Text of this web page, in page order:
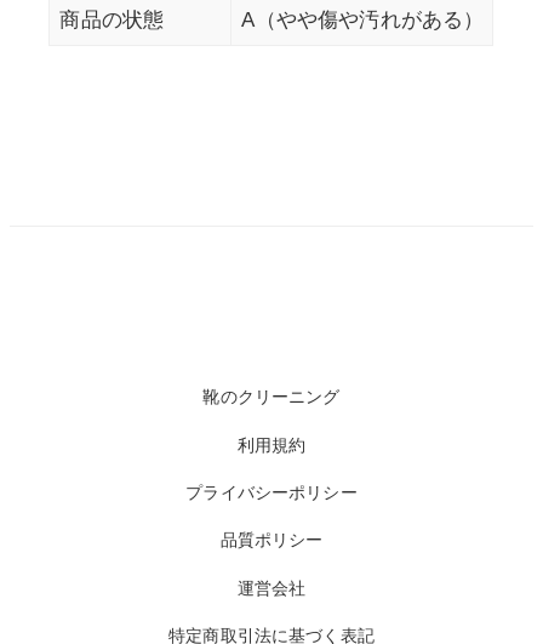
商品の状態 A（やや傷や汚れがある）
靴のクリーニング
利用規約
プライバシーポリシー
品質ポリシー
運営会社
特定商取引法に基づく表記